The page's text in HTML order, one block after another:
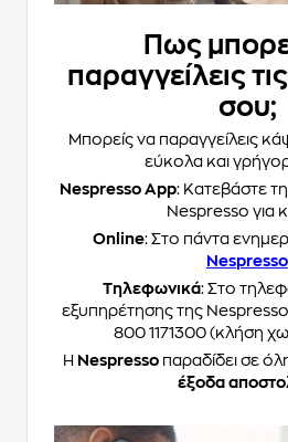
Πως
παραγγείλεις
σου;
Μπορείς να παραγγείλεις
εύκολα και
Nespresso App: Κατεβάστε
Nespresso για
Online: Στο πάντα
Nespresso
Τηλεφωνικά: Στο
εξυπηρέτησης της
800 1171300 (κλήση
Η Nespresso παραδίδει σε
έξοδα